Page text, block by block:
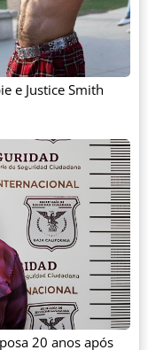
e Justice Smith
20 anos após